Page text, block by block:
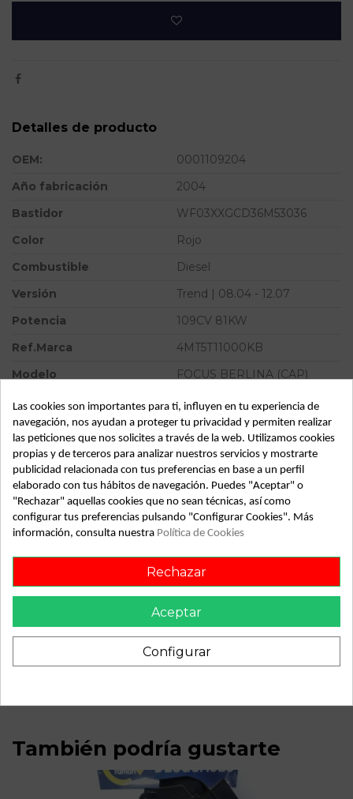
Detalles de producto
OEM:
0001109204
Año fabricación
2004
Bastidor
WF03XXGCD36M53036
Color
Rojo
Combustible
Diesel
Versión
Trend | 08.04 - 12.07
Potencia
109CV 81KW
Ref.Marca
4MT5T11000KB
Modelo
FOCUS BERLINA (CAP)
Tipo vehículo
Turismo
Almacén
49349
SubAlmacén
372
SubSubAlmacén
100029461
ID: 812159
Recambio de motor arranque para ford focus berlina (cap)
trend | 08.04 - 12.07 trend | 08.04 - 12.07 referencia OEM
IAM 0001109204 4MT5T11000KB
También podría gustarte
Las cookies son importantes para ti, influyen en tu experiencia de
navegación, nos ayudan a proteger tu privacidad y permiten realizar
las peticiones que nos solicites a través de la web. Utilizamos cookies
propias y de terceros para analizar nuestros servicios y mostrarte
publicidad relacionada con tus preferencias en base a un perfil
elaborado con tus hábitos de navegación. Puedes "Aceptar" o
"Rechazar" aquellas cookies que no sean técnicas, así como
configurar tus preferencias pulsando "Configurar Cookies". Más
información, consulta nuestra Política de Cookies
Rechazar
Aceptar
Configurar